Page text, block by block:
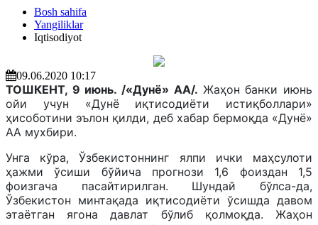
Bosh sahifa
Yangiliklar
Iqtisodiyot
09.06.2020 10:17
ТОШКЕНТ, 9 июнь. /«Дунё» АА/. Жаҳон банки июнь
ойи учун «Дунё иқтисодиёти истиқболлари»
ҳисоботини эълон қилди, деб хабар бермоқда «Дунё»
АА мухбири.
Унга кўра, Ўзбекистоннинг ялпи ички маҳсулоти
ҳажми ўсиши бўйича прогнози 1,6 фоиздан 1,5
фоизгача пасайтирилган. Шундай бўлса-да,
Ўзбекистон минтақада иқтисодиёти ўсишда давом
этаётган ягона давлат бўлиб қолмоқда. Жаҳон